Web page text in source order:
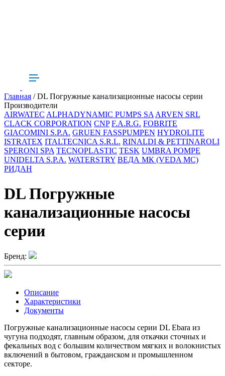
Главная / DL Погружные канализационные насосы серии
Производители
AIRWATEC ALPHADYNAMIC PUMPS SAARVEN SRL
CLACK CORPORATION CNP F.A.R.G. FOBRITE
GIACOMINI S.P.A. GRUEN FASSPUMPEN HYDROLITE
ISTRATEX ITALTECNICA S.R.L. RINALDI & PETTINAROLI
SPERONI SPA TECNOPLASTIC TESK UMBRA POMPE
UNIDELTA S.P.A. WATERSTRY ВЕДА МК (VEDA MC)
РИДАН
DL Погружные
канализационные насосы
серии
Бренд:
Описание
Характеристики
Документы
Погружные канализационные насосы серии DL Ebara из
чугуна подходят, главным образом, для откачки сточных и
фекальных вод с большим количеством мягких и волокнистых
включений в бытовом, гражданском и промышленном
секторе.